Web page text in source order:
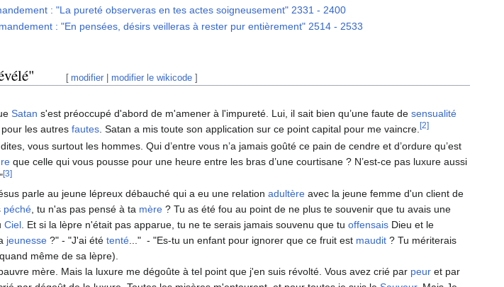
: "La pureté observeras en tes actes soigneusement" 2331 - 2400
: "En pensées, désirs veilleras à rester pur entièrement" 2514 - 2533
[ modifier |modifier le wikicode ]
Satan s'est préoccupé d'abord de m'amener à l'impureté. Lui, il sait bien qu’une faute desensualité
pour les autresfautes. Satan a mis toute son application sur ce point capital pour me vaincre.[2]
vous surtout les hommes. Qui d’entre vous n’a jamais goûté ce pain de cendre et d’ordure qu’est
que celle qui vous pousse pour une heure entre les bras d’une courtisane ? N’est-ce pas luxure aussi
[3]
parle au jeune lépreux débauché qui a eu une relationadultère avec la jeune femme d'un client de
péché , tu n'as pas pensé à ta mère ? Tu as été fou au point de ne plus te souvenir que tu avais une
Ciel . Et si la lèpre n'était pas apparue, tu ne te serais jamais souvenu que tuoffensais Dieu et le
jeunesse ?" - "J'ai ététenté ..." - "Es-tu un enfant pour ignorer que ce fruit est maudit ? Tu mériterais
même de sa lèpre).
mère. Mais la luxure me dégoûte à tel point que j'en suis révolté. Vous avez crié par peur et par